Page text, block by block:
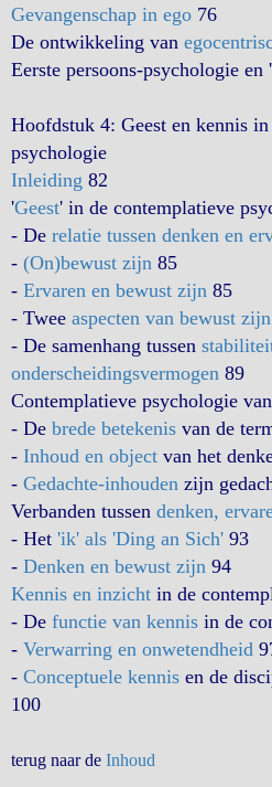
Gevangenschap in ego 76
De ontwikkeling van
Eerste persoons-psychologie en '
Hoofdstuk 4: Geest en kennis
psychologie
Inleiding 82
'Geest' in de contemplatieve
- De relatie tussen denken en
- (On)bewust zijn 85
- Ervaren en bewust zijn 85
- Twee aspecten van bewust zijn
- De samenhang tussen
onderscheidingsvermogen 89
Contemplatieve psychologie van
- De brede betekenis van de
- Inhoud en object van het
- Gedachte-inhouden zijn
Verbanden tussen denken,
- Het 'ik' als 'Ding an Sich' 93
- Denken en bewust zijn 94
Kennis en inzicht in de
- De functie van kennis in de
- Verwarring en onwetendheid
- Conceptuele kennis en de
100
terug naar de Inhoud